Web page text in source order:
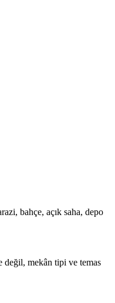
bahçe, açık saha, depo
değil, mekân tipi ve temas